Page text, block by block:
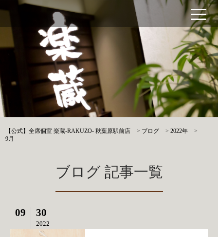
【公式】全席個室 楽蔵‐RAKUZO‐ 秋葉原駅前店 > ブログ >2022年
>
9月
ブログ 記事一覧
09 30
2022